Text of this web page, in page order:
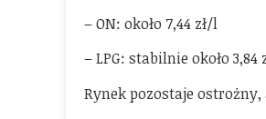
– ON: około 7,44 zł/l
– LPG: stabilnie około 3,84
Rynek pozostaje